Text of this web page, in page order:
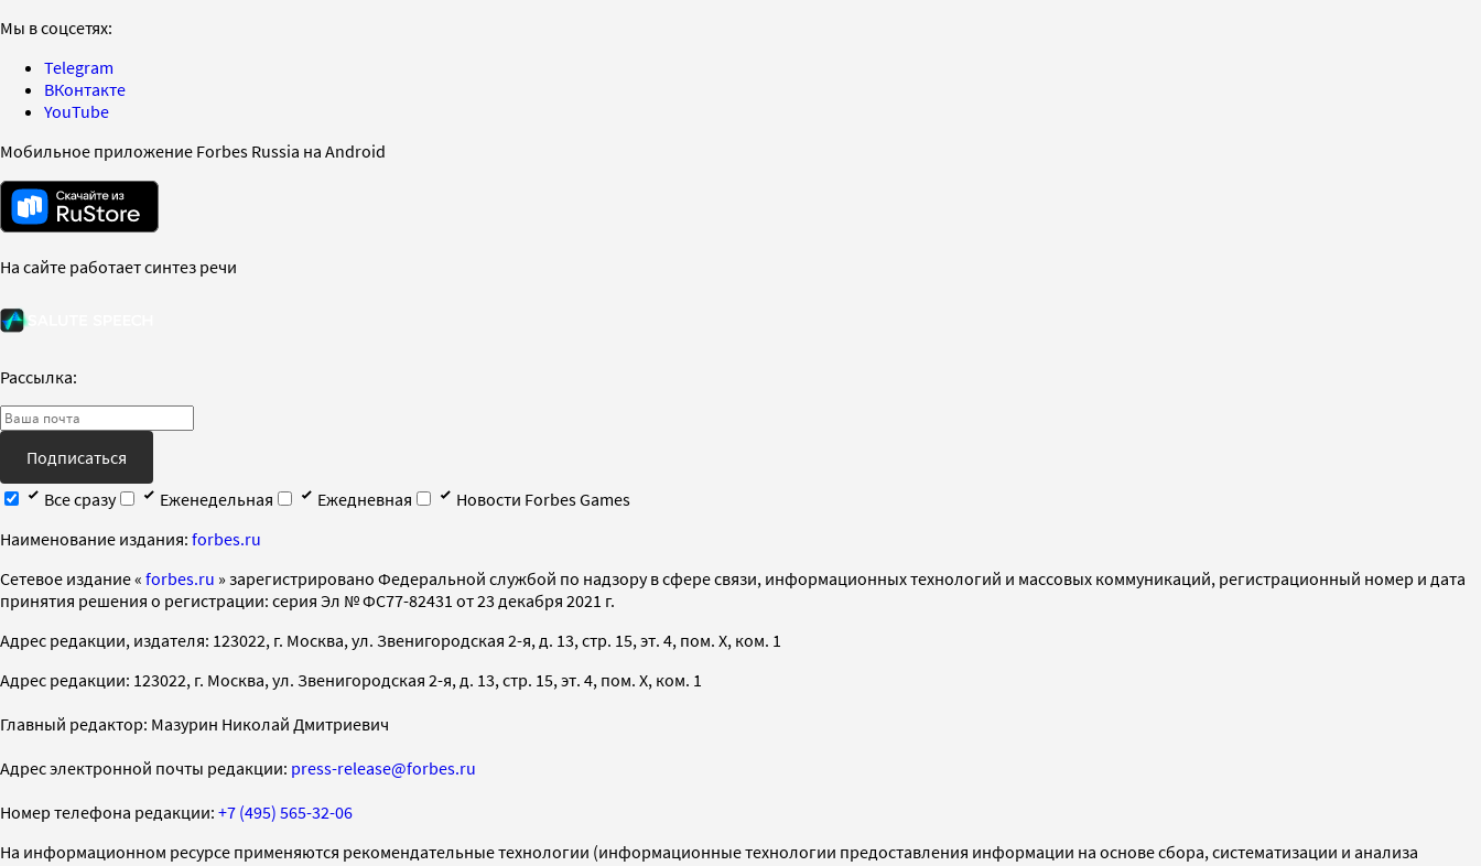
Мы в соцсетях:
Telegram
ВКонтакте
YouTube
Мобильное приложение Forbes Russia на Android
На сайте работает синтез речи
Рассылка:
Подписаться
Все сразу
Еженедельная Ежедневная
Новости Forbes Games
Наименование издания: forbes.ru
Cетевое издание « forbes.ru » зарегистрировано Федеральной службой по надзору в сфере связи, информационных технологий и массовых коммуникаций, регистрационный номер и дата
принятия решения о регистрации: серия Эл № ФС77-82431 от 23 декабря 2021 г.
Адрес редакции, издателя: 123022, г. Москва, ул. Звенигородская 2-я, д. 13, стр. 15, эт. 4, пом. X, ком. 1
Адрес редакции: 123022, г. Москва, ул. Звенигородская 2-я, д. 13, стр. 15, эт. 4, пом. X, ком. 1
Главный редактор: Мазурин Николай Дмитриевич
Адрес электронной почты редакции: press-release@forbes.ru
Номер телефона редакции: +7 (495) 565-32-06
На информационном ресурсе применяются рекомендательные технологии (информационные технологии предоставления информации на основе сбора, систематизации и анализа